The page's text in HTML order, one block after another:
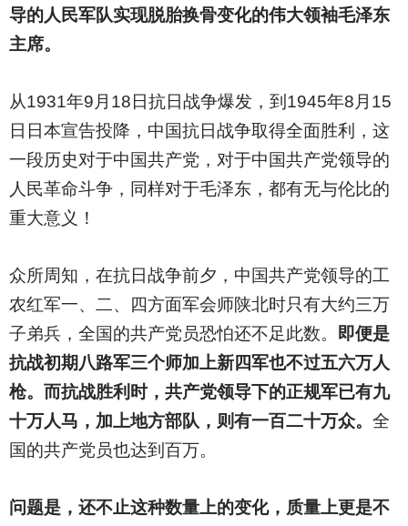
导的人民军队实现脱胎换骨变化的伟大领袖毛泽东
主席。
从1931年9月18日抗日战争爆发，到1945年8月15
日日本宣告投降，中国抗日战争取得全面胜利，这
一段历史对于中国共产党，对于中国共产党领导的
人民革命斗争，同样对于毛泽东，都有无与伦比的
重大意义！
众所周知，在抗日战争前夕，中国共产党领导的工
农红军一、二、四方面军会师陕北时只有大约三万
子弟兵，全国的共产党员恐怕还不足此数。
即便是
抗战初期八路军三个师加上新四军也不过五六万人
枪。而抗战胜利时，共产党领导下的正规军已有九
十万人马，加上地方部队，则有一百二十万众。 全
国的共产党员也达到百万。
问题是，还不止这种数量上的变化，质量上更是不